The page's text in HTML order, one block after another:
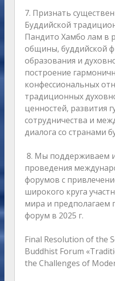
7. Признать
Буддийской
Пандито Хамбо лам в
общины, буддийской
образования и
построение
конфессиональных
традиционных
ценностей, развития
сотрудничества и
диалога со странами
8. Мы поддерживаем
проведения
форумов с
широкого круга
мира и предполагаем
форум в 2025 г.
Final Resolution of the
Buddhist Forum
the Challenges of